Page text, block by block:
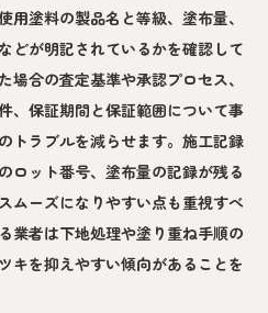
用塗料の製品名と等級、塗布量、
どが明記されているかを確認して
場合の査定基準や承認プロセス、
、保証期間と保証範囲について事
トラブルを減らせます。施工記録
ロット番号、塗布量の記録が残る
ムーズになりやすい点も重視すべ
業者は下地処理や塗り重ね手順の
キを抑えやすい傾向があることを